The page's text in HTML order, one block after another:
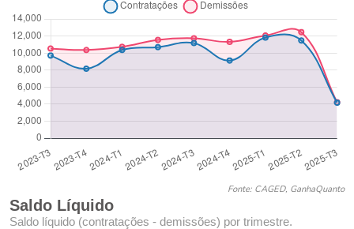
Fonte: CAGED, GanhaQuanto
Saldo Líquido
Saldo líquido (contratações - demissões) por trimestre.